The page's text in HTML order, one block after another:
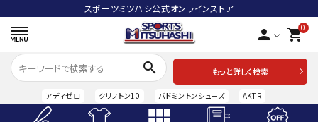
スポーツミツハシ公式オンラインストア
person 0
shopping_cart
search
もっと詳しく検索
アディゼロ クリフトン10 バドミントンシューズ AKTR